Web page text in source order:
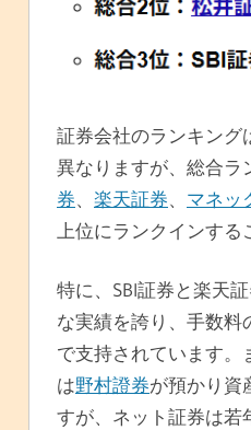
証券会社のランキング
異なりますが、総合ラ
券、 楽天証券、 マネッ
上位にランクインする
特に、SBI証券と楽天
な実績を誇り、手数料
で支持されています。
は野村證券が預かり資
すが、ネット証券は若